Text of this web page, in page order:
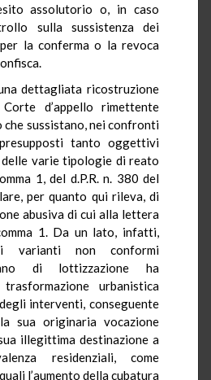
assolutorio o, in caso
sulla sussistenza dei
la conferma o la revoca
dettagliata ricostruzione
d’appello rimettente
che sussistano, nei confronti
tanto oggettivi
varie tipologie di reato
1, del d.P.R. n. 380 del
per quanto qui rileva, di
abusiva di cui alla lettera
1. Da un lato, infatti,
di varianti non conformi
di lottizzazione ha
urbanistica
interventi, conseguente
sua originaria vocazione
illegittima destinazione a
residenziali, come
l’aumento della cubatura